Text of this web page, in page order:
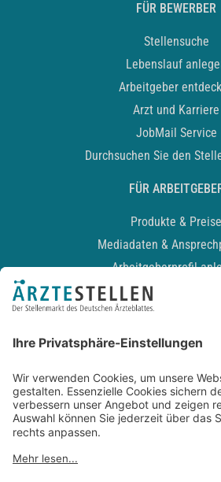
FÜR BEWERBER
Stellensuche
Lebenslauf
Arbeitgeber
Arzt und Karriere
JobMail Service
Durchsuchen Sie den
FÜR
Produkte & Preise
Mediadaten &
Arbeitgeberprofil
Recruiting-Podcast
Kontakt
Datenschutz
Newsletter